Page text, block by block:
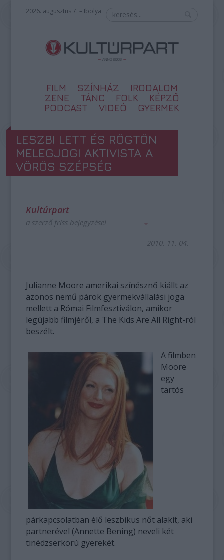
2026. augusztus 7. – Ibolya
FILM SZÍNHÁZ
IRODALOM
ZENE
TÁNC FOLK
KÉPZŐ
PODCAST
VIDEÓ GYERMEK
LESZBI LETT ÉS RÖGTÖN
MELEGJOGI AKTIVISTA A
VÖRÖS SZÉPSÉG
Kultúrpart
a szerző friss bejegyzései
2010. 11. 04.
Julianne Moore amerikai színésznő kiállt az
azonos nemű párok gyermekvállalási joga
mellett a Római Filmfesztiválon, amikor
legújabb filmjéről, a The Kids Are All Right-ról
beszélt.
A filmben
Moore
egy
tartós
párkapcsolatban élő leszbikus nőt alakít, aki
partnerével (Annette Bening) neveli két
tinédzserkorú gyerekét.